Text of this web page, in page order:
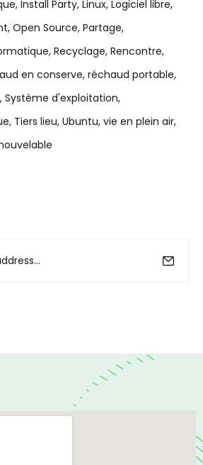
Install Party Linux Logiciel libre
Open Source Partage
Recyclage Rencontre
en conserve réchaud portable
Système d'exploitation
Tiers lieu Ubuntu vie en plein air